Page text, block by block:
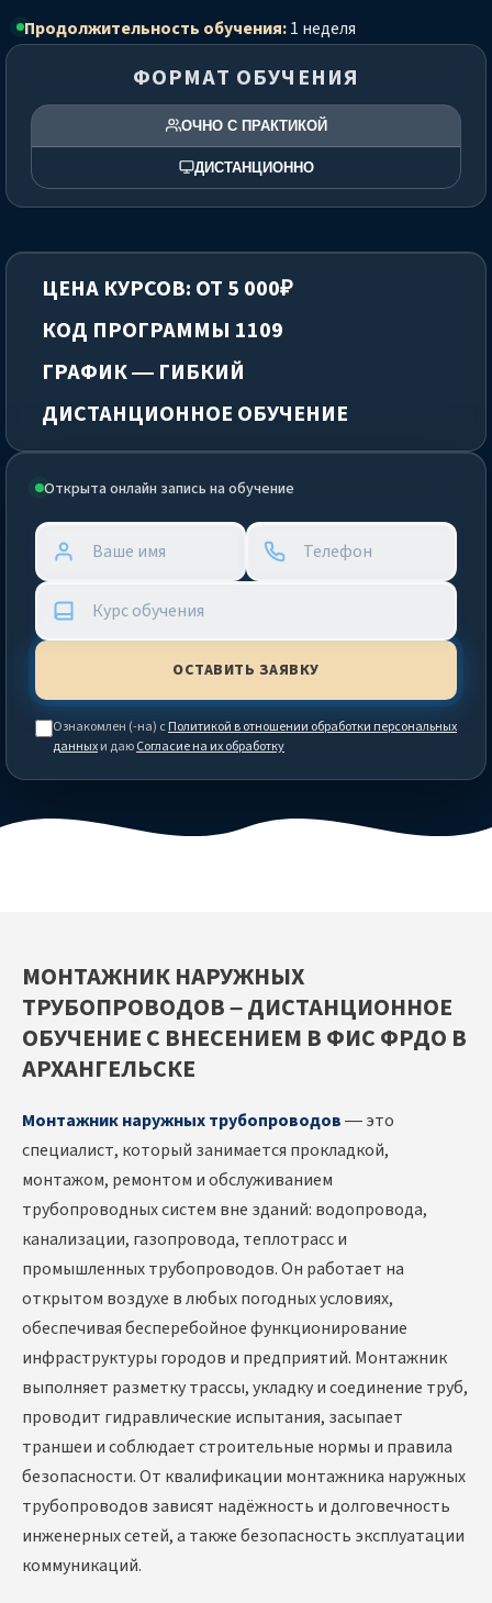
Продолжительность обучения:1 неделя
Открыта онлайн запись на обучение
Ознакомлен (-на) сПолитикой в отношении обработки персональных
данныхи даюСогласие на их обработку
ФОРМАТ ОБУЧЕНИЯ
ОЧНО С ПРАКТИКОЙ
ДИСТАНЦИОННО
ЦЕНА КУРСОВ: ОТ 5 000₽
КОД ПРОГРАММЫ 1109
ГРАФИК — ГИБКИЙ
ДИСТАНЦИОННОЕ ОБУЧЕНИЕ
МОНТАЖНИК НАРУЖНЫХ
ТРУБОПРОВОДОВ – ДИСТАНЦИОННОЕ
ОБУЧЕНИЕ С ВНЕСЕНИЕМ В ФИС ФРДО В
АРХАНГЕЛЬСКЕ
Монтажник наружных трубопроводов— это
специалист, который занимается прокладкой,
монтажом, ремонтом и обслуживанием
трубопроводных систем вне зданий: водопровода,
канализации, газопровода, теплотрасс и
промышленных трубопроводов. Он работает на
открытом воздухе в любых погодных условиях,
обеспечивая бесперебойное функционирование
инфраструктуры городов и предприятий. Монтажник
выполняет разметку трассы, укладку и соединение труб,
проводит гидравлические испытания, засыпает
траншеи и соблюдает строительные нормы и правила
безопасности. От квалификации монтажника наружных
трубопроводов зависят надёжность и долговечность
инженерных сетей, а также безопасность эксплуатации
коммуникаций.